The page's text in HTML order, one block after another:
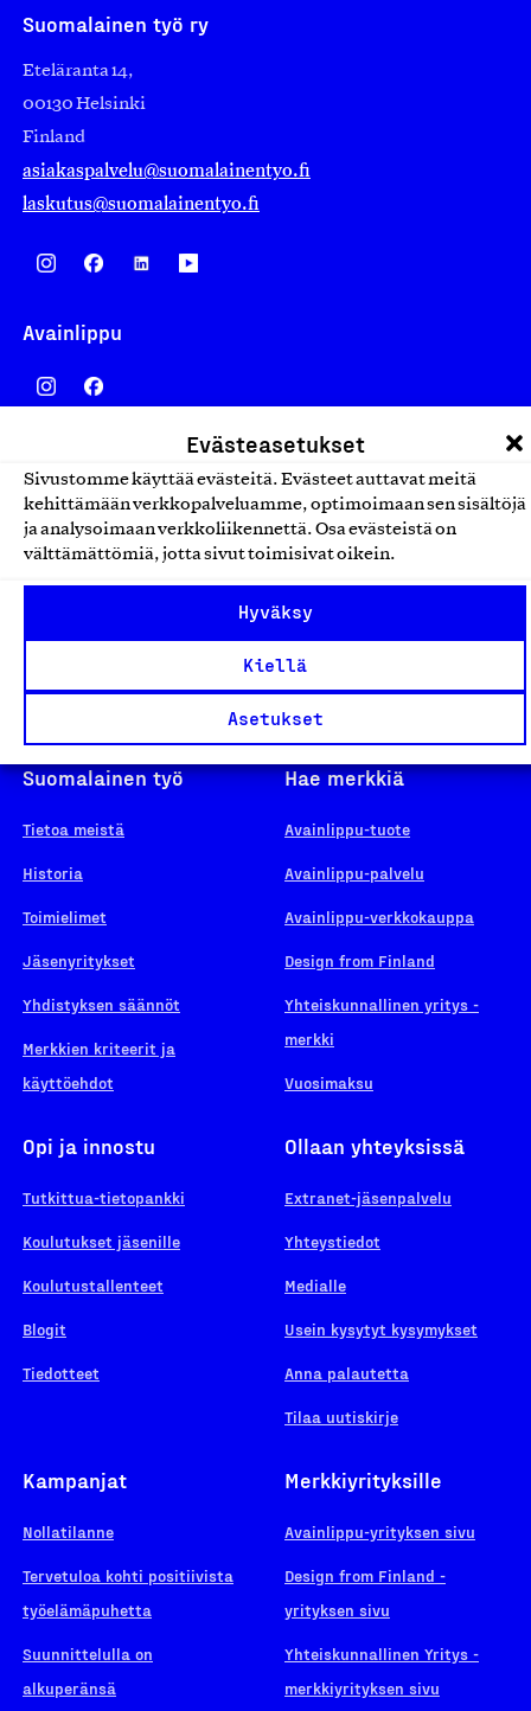
Evästeasetukset
Sivustomme käyttää evästeitä. Evästeet auttavat meitä
kehittämään verkkopalveluamme, optimoimaan sen sisältöjä
ja analysoimaan verkkoliikennettä. Osa evästeistä on
välttämättömiä, jotta sivut toimisivat oikein.
Hyväksy
Kiellä
Asetukset
Suomalainen työ ry
Eteläranta 14,
00130 Helsinki
Finland
asiakaspalvelu@suomalainentyo.fi
laskutus@suomalainentyo.fi
Avainlippu
Design From Finland
Suomalainen työ
Tietoa meistä
Historia
Toimielimet
Jäsenyritykset
Yhdistyksen säännöt
Merkkien kriteerit ja
käyttöehdot
Hae merkkiä
Avainlippu-tuote
Avainlippu-palvelu
Avainlippu-verkkokauppa
Design from Finland
Yhteiskunnallinen yritys -
merkki
Vuosimaksu
Opi ja innostu
Tutkittua-tietopankki
Koulutukset jäsenille
Koulutustallenteet
Blogit
Tiedotteet
Ollaan yhteyksissä
Extranet-jäsenpalvelu
Yhteystiedot
Medialle
Usein kysytyt kysymykset
Anna palautetta
Tilaa uutiskirje
Kampanjat
Nollatilanne
Tervetuloa kohti positiivista
työelämäpuhetta
Suunnittelulla on
alkuperänsä
Merkkiyrityksille
Avainlippu-yrityksen sivu
Design from Finland -
yrityksen sivu
Yhteiskunnallinen Yritys -
merkkiyrityksen sivu